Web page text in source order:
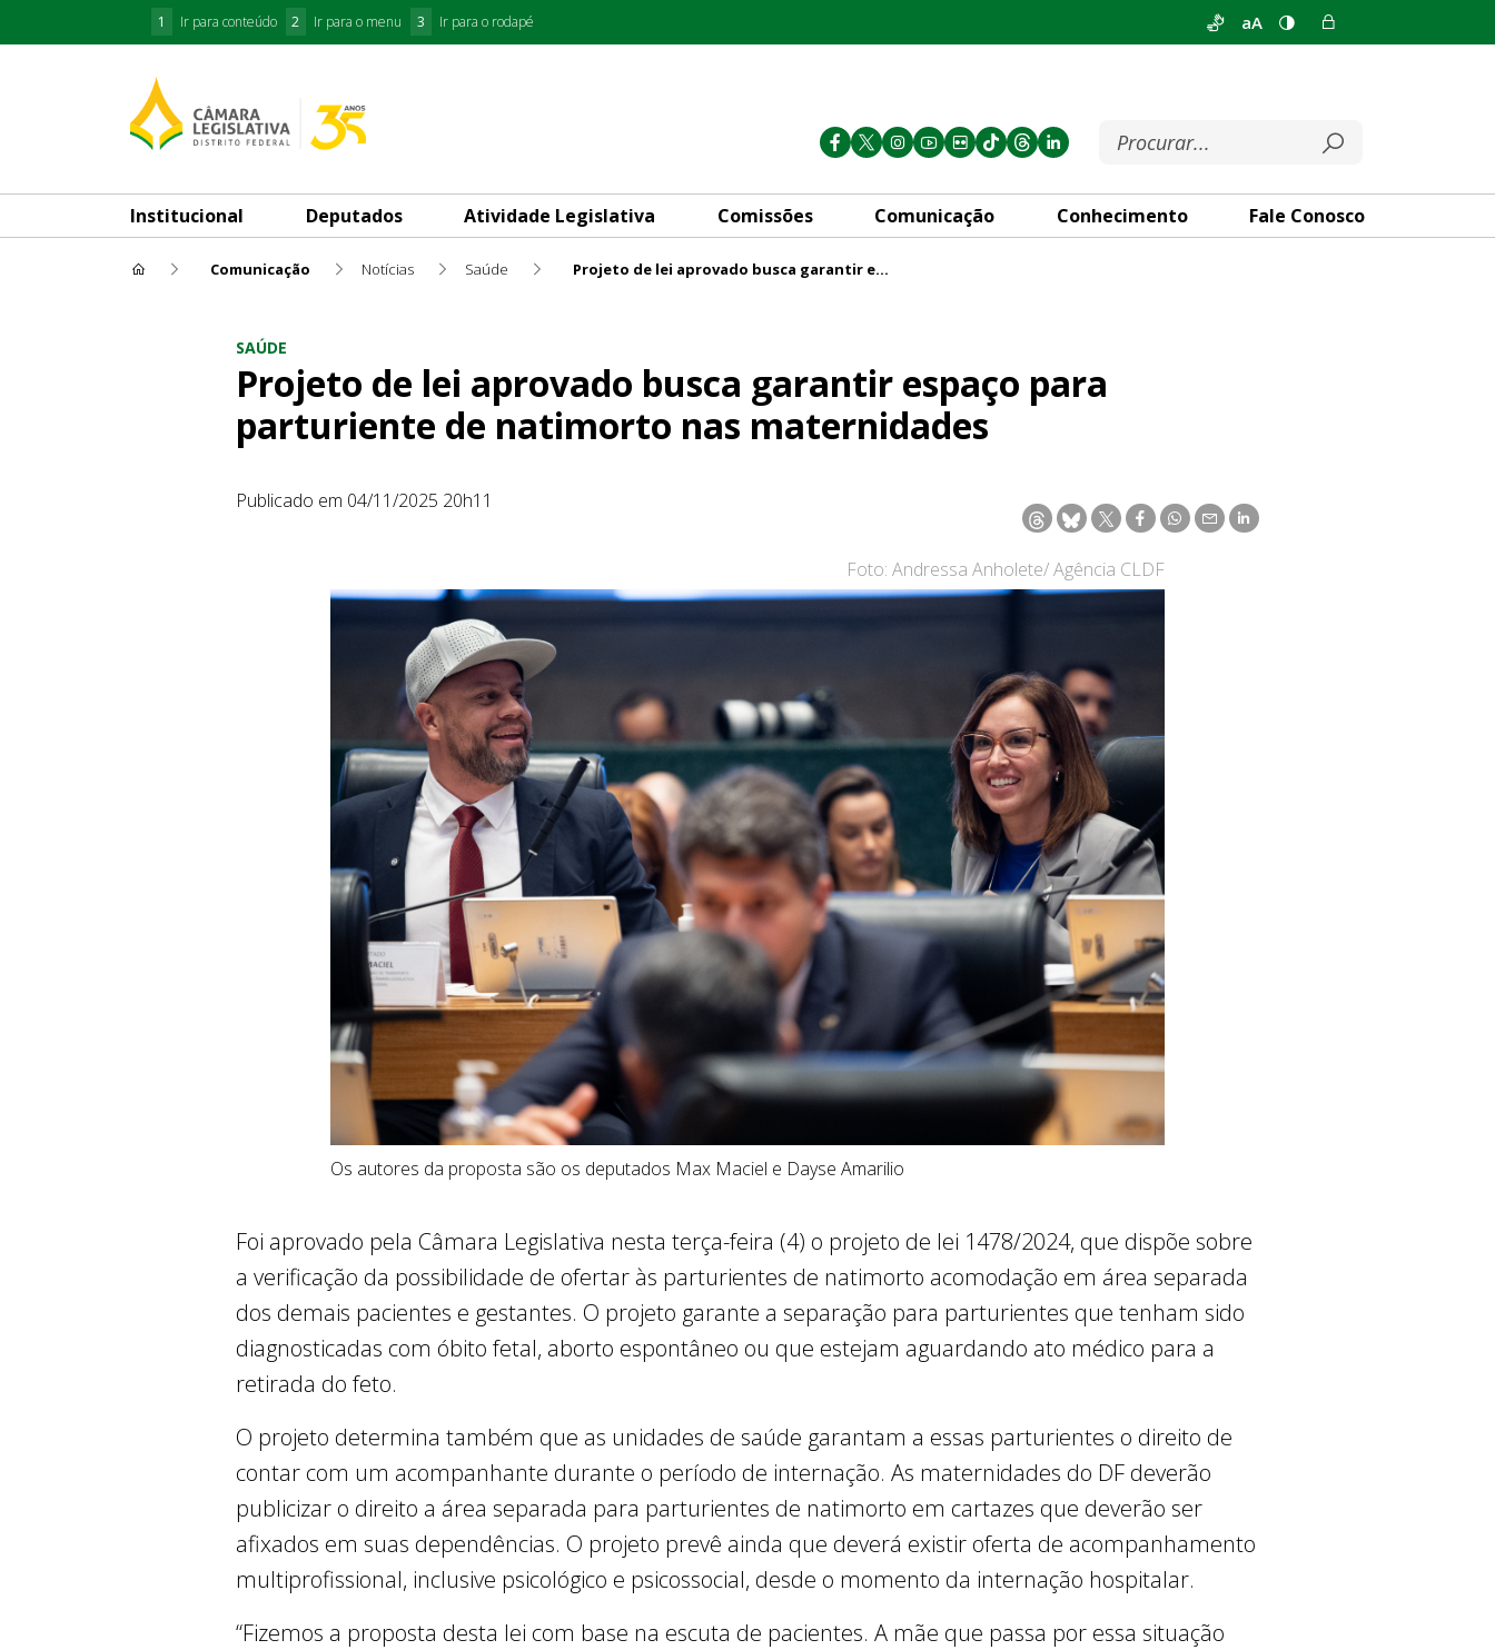
1 Ir para conteúdo 2 Ir para o menu 3 Ir para o rodapé aA
Institucional Deputados Atividade Legislativa Comissões Comunicação Conhecimento Fale Conosco
Comunicação Notícias Saúde Projeto de lei aprovado busca garantir espaço para parturiente de natimorto nas maternidades
SAÚDE
Projeto de lei aprovado busca garantir espaço para
parturiente de natimorto nas maternidades
Publicado em 04/11/2025 20h11
Foto: Andressa Anholete/ Agência CLDF
Os autores da proposta são os deputados Max Maciel e Dayse Amarilio
Foi aprovado pela Câmara Legislativa nesta terça-feira (4) o projeto de lei 1478/2024, que dispõe sobre
a verificação da possibilidade de ofertar às parturientes de natimorto acomodação em área separada
dos demais pacientes e gestantes. O projeto garante a separação para parturientes que tenham sido
diagnosticadas com óbito fetal, aborto espontâneo ou que estejam aguardando ato médico para a
retirada do feto.
O projeto determina também que as unidades de saúde garantam a essas parturientes o direito de
contar com um acompanhante durante o período de internação. As maternidades do DF deverão
publicizar o direito a área separada para parturientes de natimorto em cartazes que deverão ser
afixados em suas dependências. O projeto prevê ainda que deverá existir oferta de acompanhamento
multiprofissional, inclusive psicológico e psicossocial, desde o momento da internação hospitalar.
“Fizemos a proposta desta lei com base na escuta de pacientes. A mãe que passa por essa situação